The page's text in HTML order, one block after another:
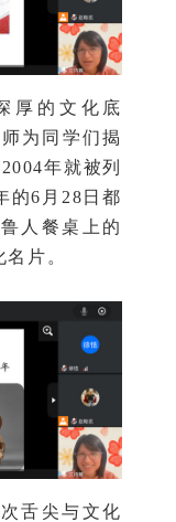
厚的文化底
为同学们揭
年就被列
的6月28日都
人餐桌上的
片。
舌尖与文化